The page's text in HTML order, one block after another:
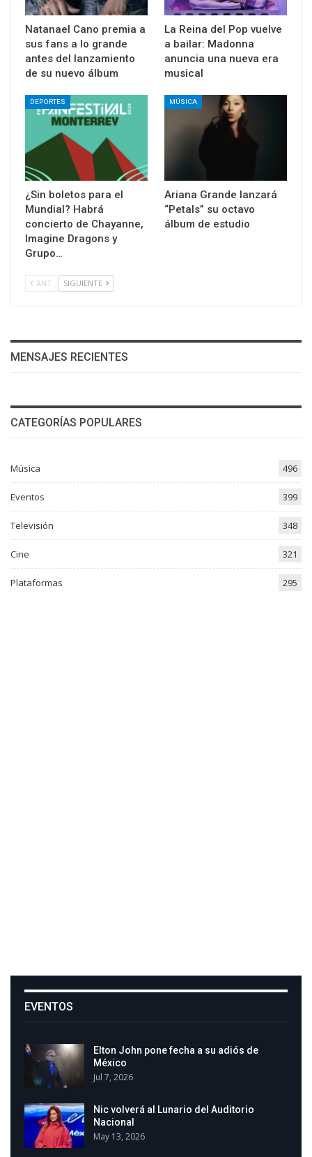
Natanael Cano premia a
sus fans a lo grande
antes del lanzamiento
de su nuevo álbum
La Reina del Pop vuelve
a bailar: Madonna
anuncia una nueva era
musical
DEPORTES
¿Sin boletos para el
Mundial? Habrá
concierto de Chayanne,
Imagine Dragons y
Grupo…
MÚSICA
Ariana Grande lanzará
“Petals” su octavo
álbum de estudio
ANT SIGUIENTE
MENSAJES RECIENTES
CATEGORÍAS POPULARES
Música 496
Eventos 399
Televisión 348
Cine 321
Plataformas 295
EVENTOS
Elton John pone fecha a su adiós de
México
Jul 7, 2026
Nic volverá al Lunario del Auditorio
Nacional
May 13, 2026